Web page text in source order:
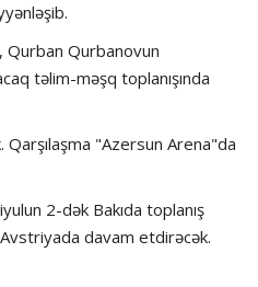
Qurban Qurbanovun
təlim-məşq toplanışında
"Azersun Arena"da
2-dək Bakıda toplanış
Avstriyada davam etdirəcək.